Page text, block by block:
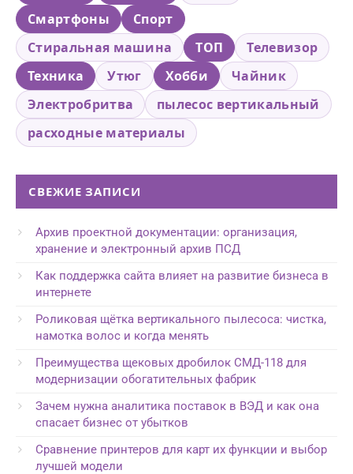
Смартфоны
Спорт
Стиральная машина
ТОП
Телевизор
Техника
Утюг Хобби
Чайник
Электробритва
пылесос вертикальный
расходные материалы
СВЕЖИЕ ЗАПИСИ
Архив проектной документации: организация,
хранение и электронный архив ПСД
Как поддержка сайта влияет на развитие бизнеса в
интернете
Роликовая щётка вертикального пылесоса: чистка,
намотка волос и когда менять
Преимущества щековых дробилок СМД-118 для
модернизации обогатительных фабрик
Зачем нужна аналитика поставок в ВЭД и как она
спасает бизнес от убытков
Сравнение принтеров для карт их функции и выбор
лучшей модели